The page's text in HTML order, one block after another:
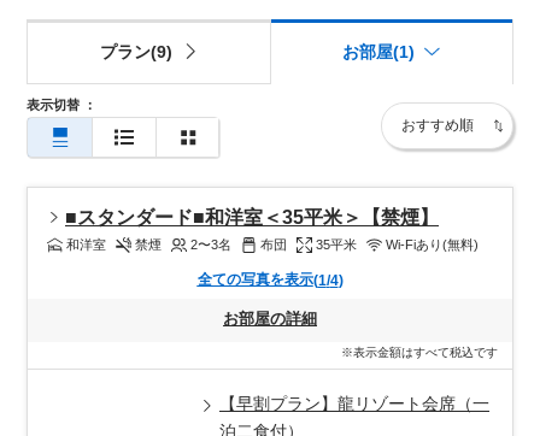
ては、新システムで再度ご登録いただく必要がございます
が、 ホテル側ではリピーターのお客様を把握しておりますの
で、これまで通りリピーター割引を適用いたします。
表示切替 ：
プラン(9) お部屋(1)
全ての写真を表示(1/4)
■スタンダード■和洋室＜35平米＞【禁煙】
和洋室 禁煙 2〜3名 布団 35平米 Wi-Fiあり(無料)
お部屋の詳細
※表示金額はすべて税込です
【早割プラン】龍リゾート会席（一
泊二食付）